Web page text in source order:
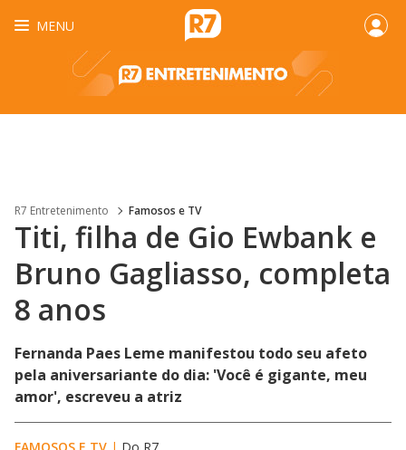
MENU
R7 Entretenimento Famosos e TV
Titi, filha de Gio Ewbank e
Bruno Gagliasso, completa
8 anos
Fernanda Paes Leme manifestou todo seu afeto
pela aniversariante do dia: 'Você é gigante, meu
amor', escreveu a atriz